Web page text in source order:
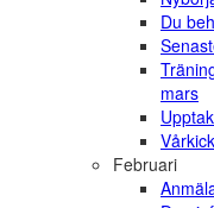
Du
mars
Februari